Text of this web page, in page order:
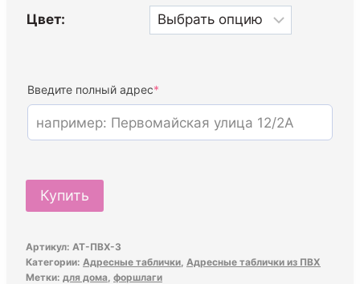
Цвет:
Введите полный адрес*
Количество
товара
табличка
"Винтаж"
Купить
Артикул: АТ-ПВХ-3
Категории: Адресные таблички, Адресные таблички из ПВХ
Метки: для дома, форшлаги